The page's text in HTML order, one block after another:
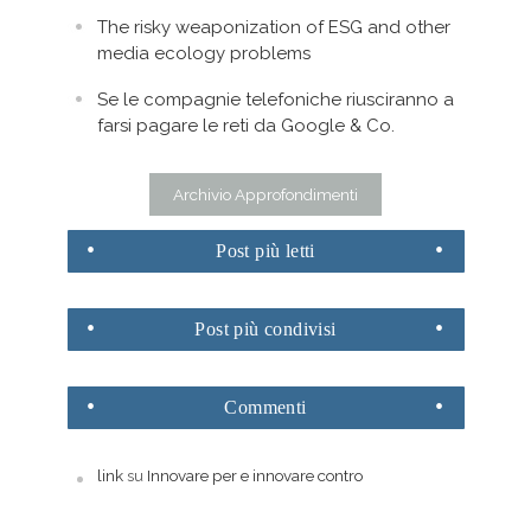
The risky weaponization of ESG and other
media ecology problems
Se le compagnie telefoniche riusciranno a
farsi pagare le reti da Google & Co.
Archivio Approfondimenti
Post più letti
Post più condivisi
Commenti
linksu Innovare per e innovare contro